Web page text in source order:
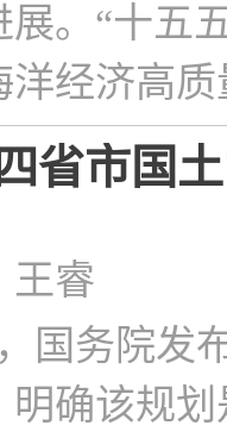
展。“十五
洋经济高
省市国
王睿
国务院发
明确该规